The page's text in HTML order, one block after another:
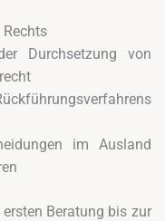
Rechts
Durchsetzung von
im Ausland
Beratung bis zur